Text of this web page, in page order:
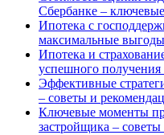
Сбербанке –
Ипотека с
максимальные
Ипотека и
успешного получения
Эффективные
– советы и
Ключевые моменты
застройщика –